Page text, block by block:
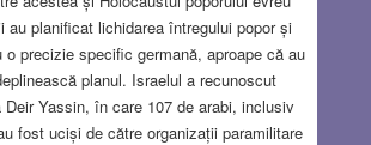
au planificat lichidarea întregului popor și
precizie specific germană, aproape că au
planul. Israelul a recunoscut
Deir Yassin, în care 107 de arabi, inclusiv
fost uciși de către organizații paramilitare